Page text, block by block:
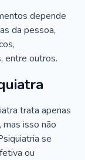
depende
da pessoa,
entre outros.
trata apenas
mas isso não
se
ou